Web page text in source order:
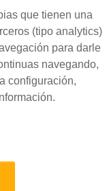
que tienen una
(tipo analytics)
para darle
navegando,
configuración,